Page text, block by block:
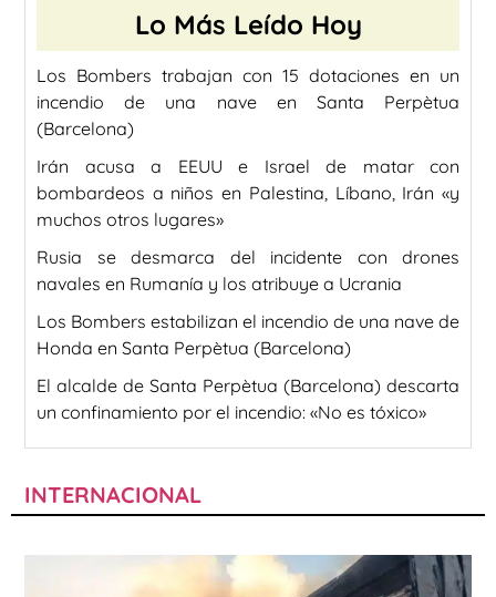
Lo Más Leído Hoy
Los Bombers trabajan con 15 dotaciones en un
incendio de una nave en Santa Perpètua
(Barcelona)
Irán acusa a EEUU e Israel de matar con
bombardeos a niños en Palestina, Líbano, Irán «y
muchos otros lugares»
Rusia se desmarca del incidente con drones
navales en Rumanía y los atribuye a Ucrania
Los Bombers estabilizan el incendio de una nave de
Honda en Santa Perpètua (Barcelona)
El alcalde de Santa Perpètua (Barcelona) descarta
un confinamiento por el incendio: «No es tóxico»
INTERNACIONAL